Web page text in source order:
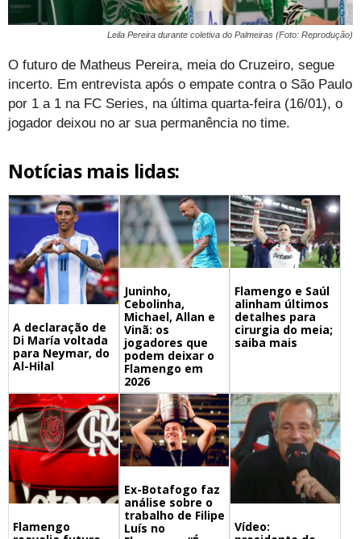
Leila Pereira durante coletiva do Palmeiras (Foto: Reprodução)
O futuro de Matheus Pereira, meia do Cruzeiro, segue
incerto. Em entrevista após o empate contra o São Paulo
por 1 a 1 na FC Series, na última quarta-feira (16/01), o
jogador deixou no ar sua permanência no time.
Notícias mais lidas:
A declaração de
Di María voltada
para Neymar, do
Al-Hilal
Juninho,
Cebolinha,
Michael, Allan e
Vinã: os
jogadores que
podem deixar o
Flamengo em
2026
Flamengo e Saúl
alinham últimos
detalhes para
cirurgia do meia;
saiba mais
Flamengo
Ex-Botafogo faz
análise sobre o
trabalho de Filipe
Luís no
Vídeo: